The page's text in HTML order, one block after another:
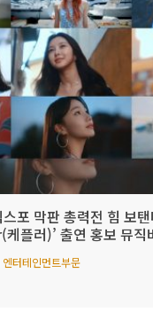
포 막판 총력전 힘 보
플러)’ 출연 홍보 뮤직
터테인먼트부문